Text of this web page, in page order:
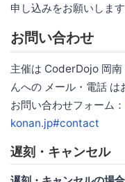
申し込みをお願いします
お問い合わせ
主催は CoderDojo 岡南
んへの メール・電話 は
お問い合わせフォーム：
konan.jp#contact
遅刻・キャンセル